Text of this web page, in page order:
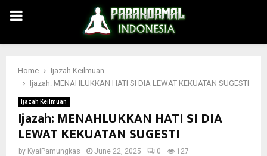
PRIMARY
MENU
Home
Ijazah Keilmuan
Ijazah: MENAHLUKKAN HATI SI DIA LEWAT KEKUATAN SUGESTI
Ijazah Keilmuan
Ijazah: MENAHLUKKAN HATI SI DIA
LEWAT KEKUATAN SUGESTI
by KyaiPamungkas June 22, 2025 0 127